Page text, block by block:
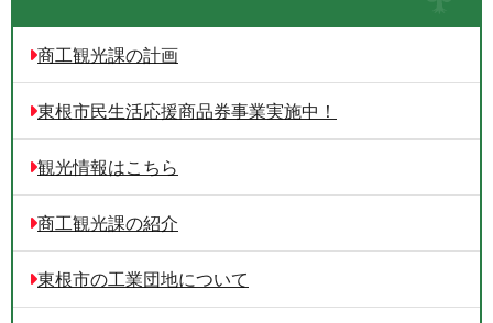
商工観光課の計画
東根市民生活応援商品券事業実施中！
観光情報はこちら
商工観光課の紹介
東根市の工業団地について